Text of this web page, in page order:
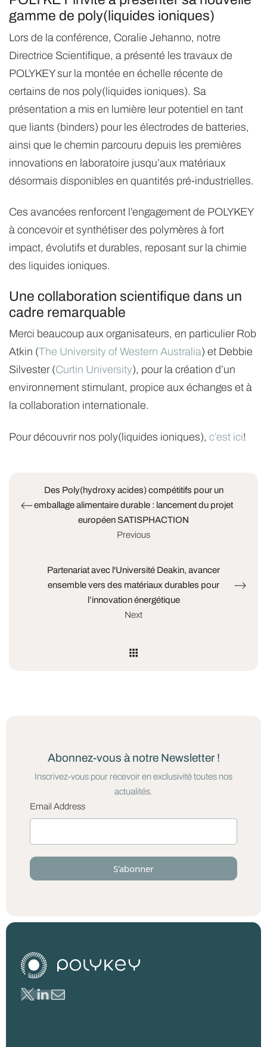
gamme de poly(liquides ioniques)
Lors de la conférence, Coralie Jehanno, notre
Directrice Scientifique, a présenté les travaux de
POLYKEY sur la montée en échelle récente de
certains de nos poly(liquides ioniques). Sa
présentation a mis en lumière leur potentiel en tant
que liants (binders) pour les électrodes de batteries,
ainsi que le chemin parcouru depuis les premières
innovations en laboratoire jusqu’aux matériaux
désormais disponibles en quantités pré-industrielles.
Ces avancées renforcent l’engagement de POLYKEY
à concevoir et synthétiser des polymères à fort
impact, évolutifs et durables, reposant sur la chimie
des liquides ioniques.
Une collaboration scientifique dans un
cadre remarquable
Merci beaucoup aux organisateurs, en particulier Rob
Atkin (The University of Western Australia) et Debbie
Silvester (Curtin University), pour la création d’un
environnement stimulant, propice aux échanges et à
la collaboration internationale.
Pour découvrir nos poly(liquides ioniques), c’est ici!
Des Poly(hydroxy acides) compétitifs pour un
emballage alimentaire durable : lancement du projet
européen SATISPHACTION
Previous
Partenariat avec l'Université Deakin, avancer
ensemble vers des matériaux durables pour
l’innovation énergétique
Next
Abonnez-vous à notre Newsletter !
Inscrivez-vous pour recevoir en exclusivité toutes nos
actualités.
Email Address